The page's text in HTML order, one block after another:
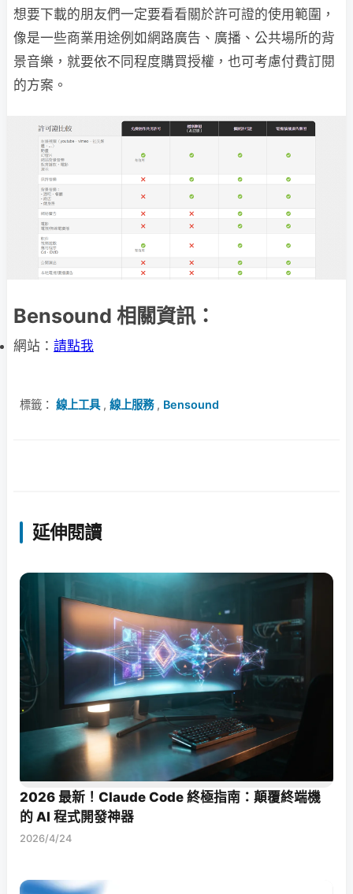
想要下載的朋友們一定要看看關於許可證的使用範圍，
像是一些商業用途例如網路廣告、廣播、公共場所的背
景音樂，就要依不同程度購買授權，也可考慮付費訂閱
的方案。
Bensound 相關資訊：
網站： 請點我
標籤： 線上工具, 線上服務, Bensound
延伸閱讀
2026 最新！Claude Code 終極指南：顛覆終端機
的 AI 程式開發神器
2026/4/24